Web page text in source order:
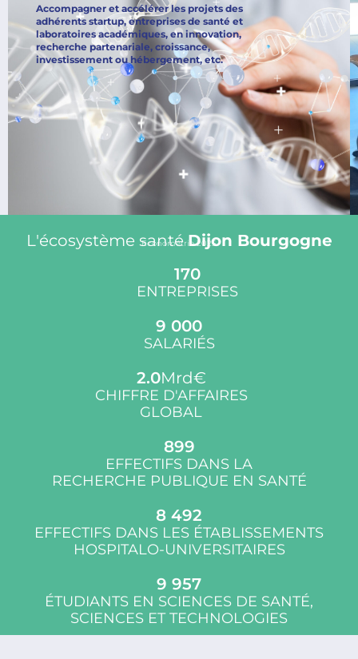
Accompagner et accélérer les projets des
adhérents startup, entreprises de santé et
laboratoires académiques, en innovation,
recherche partenariale, croissance,
investissement ou hébergement, etc.
L'écosystème santéDijon Bourgogne
Econométrie 2025
170
ENTREPRISES
9 000
SALARIÉS
2.0Mrd€
CHIFFRE D'AFFAIRES
GLOBAL
900
EFFECTIFS DANS LA
RECHERCHE PUBLIQUE EN SANTÉ
8 500
EFFECTIFS DANS LES ÉTABLISSEMENTS
HOSPITALO-UNIVERSITAIRES
10 000
ÉTUDIANTS EN SCIENCES DE SANTÉ,
SCIENCES ET TECHNOLOGIES